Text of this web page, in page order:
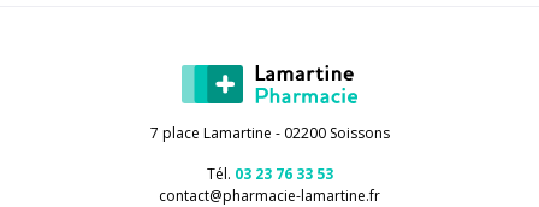
7 place Lamartine - 02200 Soissons
Tél. 03 23 76 33 53
contact@pharmacie-lamartine.fr